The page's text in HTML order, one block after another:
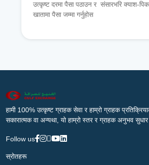
उत्कृष्ट दरमा पैसा पठाउन र संसारभरि क्याश-
खातामा पैसा जम्मा गर्नुहोस
हामी 100% उत्कृष्ट ग्राहक सेवा र हाम्रो ग्राहक
सकारात्मक वा अन्यथा, यो हाम्रो स्तर र ग्राहक अनुभव
Follow us
स्रोतहरू